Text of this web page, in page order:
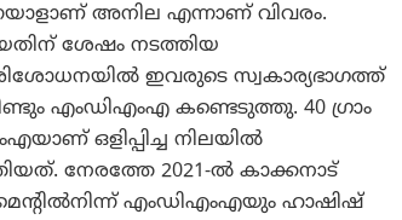
അനില എന്നാണ് വിവരം.
ശേഷം നടത്തിയ
ഇവരുടെ സ്വകാര്യഭാഗത്ത്
എംഡിഎംഎ കണ്ടെടുത്തു. 40 ഗ്രാം
ഒളിപ്പിച്ച നിലയിൽ
നേരത്തേ 2021-ൽ കാക്കനാട്
എംഡിഎംഎയും ഹാഷിഷ്